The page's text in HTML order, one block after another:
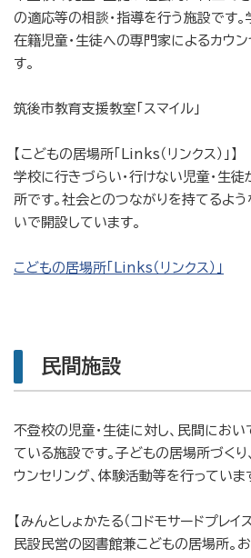
の適応等の相談・指導を行う施設です。
在籍児童・生徒への専門家によるカウ
す。
筑後市教育支援教室「スマイル」
【こどもの居場所「Links（リンクス）」】
学校に行きづらい・行けない児童・生
所です。社会とのつながりを持てるよ
いで開設しています。
こどもの居場所「Links（リンクス）」
民間施設
不登校の児童・生徒に対し、民間におい
ている施設です。子どもの居場所づくり
ウンセリング、体験活動等を行っていま
【みんとしょかたる（コドモサードプレイス
民設民営の図書館兼こどもの居場所。